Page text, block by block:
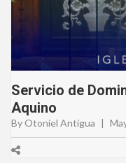
Servicio de
Aquino
By Otoniel Antigua |